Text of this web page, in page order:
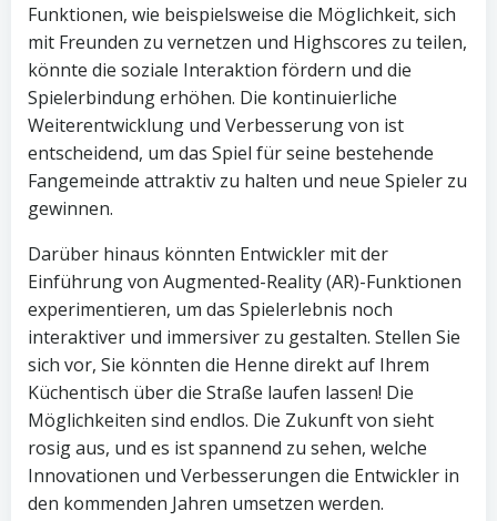
Funktionen, wie beispielsweise die Möglichkeit, sich
mit Freunden zu vernetzen und Highscores zu teilen,
könnte die soziale Interaktion fördern und die
Spielerbindung erhöhen. Die kontinuierliche
Weiterentwicklung und Verbesserung von ist
entscheidend, um das Spiel für seine bestehende
Fangemeinde attraktiv zu halten und neue Spieler zu
gewinnen.
Darüber hinaus könnten Entwickler mit der
Einführung von Augmented-Reality (AR)-Funktionen
experimentieren, um das Spielerlebnis noch
interaktiver und immersiver zu gestalten. Stellen Sie
sich vor, Sie könnten die Henne direkt auf Ihrem
Küchentisch über die Straße laufen lassen! Die
Möglichkeiten sind endlos. Die Zukunft von sieht
rosig aus, und es ist spannend zu sehen, welche
Innovationen und Verbesserungen die Entwickler in
den kommenden Jahren umsetzen werden.